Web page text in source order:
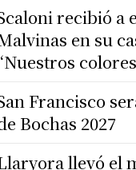
recibió a
en su
Francisco
Bochas 2027
llevó el